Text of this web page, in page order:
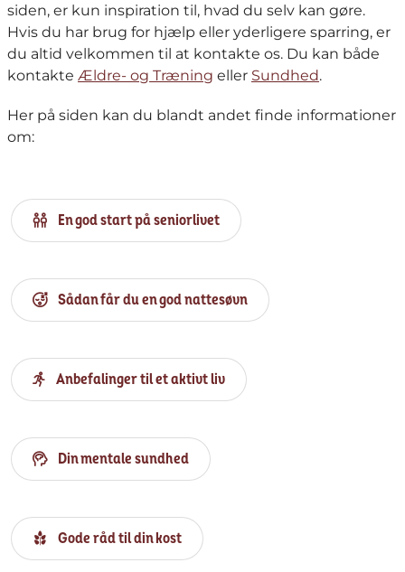
siden, er kun inspiration til, hvad du selv kan gøre.
Hvis du har brug for hjælp eller yderligere sparring, er
du altid velkommen til at kontakte os. Du kan både
kontakte Ældre- og Træning eller Sundhed.
Her på siden kan du blandt andet finde informationer
om:
En god start på seniorlivet
Sådan får du en god nattesøvn
Anbefalinger til et aktivt liv
Din mentale sundhed
Gode råd til din kost